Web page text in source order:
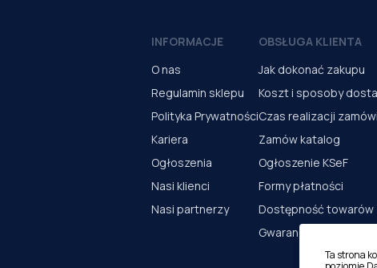
INFORMACJE
O nas
Regulamin sklepu
Polityka Prywatności
Kariera
Ogłoszenia
Nasi klienci
Nasi partnerzy
OBSŁUGA KLIENTA
Jak dokonać zakupu
Koszt i sposoby
Czas realizacji
Zamów katalog
Ogłoszenie KSeF
Formy płatności
Dostępność towarów
Gwarancja i serwis
Ta strona